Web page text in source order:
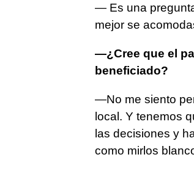
— Es una
mejor se
—¿Cree que el
beneficiado?
—No me siento
local. Y tenemos
las decisiones y
como mirlos